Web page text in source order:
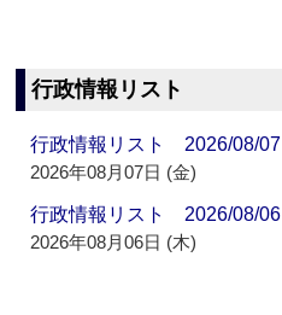
行政情報リスト
行政情報リスト 2026/08/07
2026年08月07日 (金)
行政情報リスト 2026/08/06
2026年08月06日 (木)